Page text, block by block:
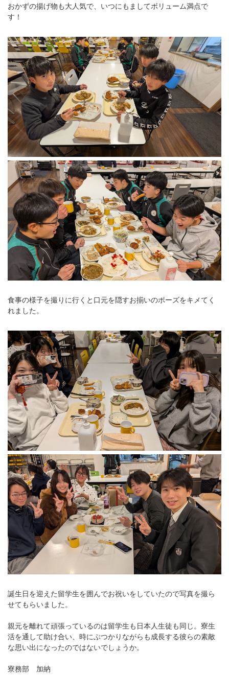
おかずの揚げ物も大人気で、いつにもましてボリューム満点で
す！
食事の様子を撮りに行くと口元を隠すお揃いのポーズをキメてく
れました。
誕生日を迎えた留学生を囲んでお祝いをしていたので写真を撮ら
せてもらいました。
親元を離れて頑張っているのは留学生も日本人生徒も同じ。寮生
活を通して助け合い、時にぶつかりながらも成長する彼らの素敵
な思い出になったのではないでしょうか。
寮務部 加納